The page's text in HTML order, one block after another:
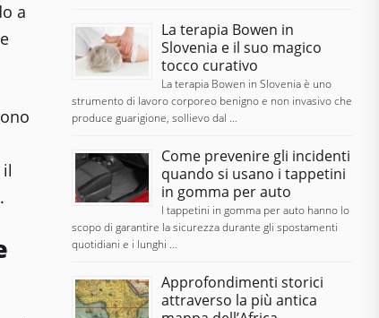
a
La terapia Bowen in
Slovenia e il suo magico
tocco curativo
La terapia Bowen in Slovenia è uno
strumento di lavoro corporeo benigno e non invasivo che
produce guarigione, sollievo dal …
Come prevenire gli incidenti
quando si usano i tappetini
in gomma per auto
I tappetini in gomma per auto hanno lo
scopo di garantire la sicurezza durante gli spostamenti
quotidiani e i lunghi …
Approfondimenti storici
attraverso la più antica